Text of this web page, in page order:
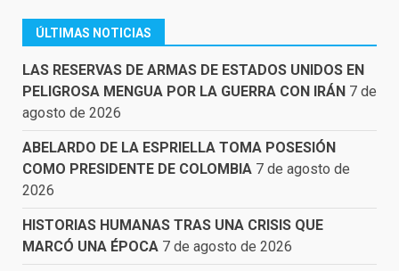
ÚLTIMAS NOTICIAS
LAS RESERVAS DE ARMAS DE ESTADOS UNIDOS EN
PELIGROSA MENGUA POR LA GUERRA CON IRÁN 7 de
agosto de 2026
ABELARDO DE LA ESPRIELLA TOMA POSESIÓN
COMO PRESIDENTE DE COLOMBIA 7 de agosto de
2026
HISTORIAS HUMANAS TRAS UNA CRISIS QUE
MARCÓ UNA ÉPOCA 7 de agosto de 2026